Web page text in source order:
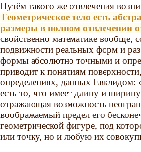
Путём такого же отвлечения
Геометрическое тело есть
размеры в полном отвлечении
свойственно математике вообще,
подвижности реальных форм и
формы абсолютно точными и
приводит к понятиям
определениях, данных Евклидом:
есть то, что имеет длину и
отражающая возможность
воображаемый предел его
геометрической фигуре, под
или точку, но и любую их